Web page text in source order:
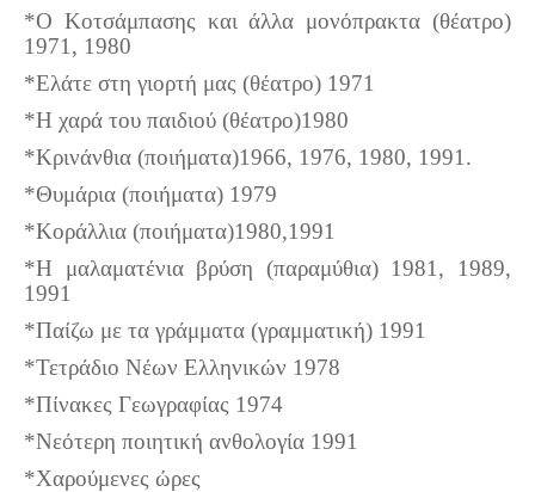
*O Κοτσάμπασης και άλλα μονόπρακτα (θέατρο)
1971, 1980
*Ελάτε στη γιορτή μας (θέατρο) 1971
*Η χαρά του παιδιού (θέατρο)1980
*Κρινάνθια (ποιήματα)1966, 1976, 1980, 1991.
*Θυμάρια (ποιήματα) 1979
*Κοράλλια (ποιήματα)1980,1991
*Η μαλαματένια βρύση (παραμύθια) 1981, 1989,
1991
*Παίζω με τα γράμματα (γραμματική) 1991
*Τετράδιο Νέων Ελληνικών 1978
*Πίνακες Γεωγραφίας 1974
*Νεότερη ποιητική ανθολογία 1991
*Χαρούμενες ώρες